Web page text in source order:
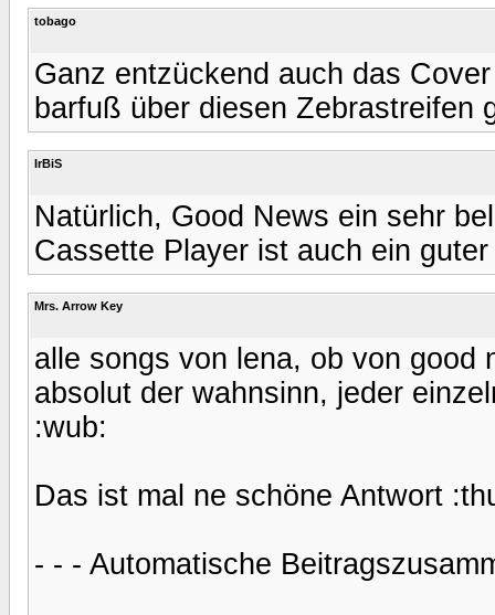
tobago
Ganz entzückend auch das
barfuß über diesen Zebrastreifen
IrBiS
Natürlich, Good News ein sehr
Cassette Player ist auch ein guter
Mrs. Arrow Key
alle songs von lena, ob von good
absolut der wahnsinn, jeder
:wub:
Das ist mal ne schöne Antwort
- - - Automatische